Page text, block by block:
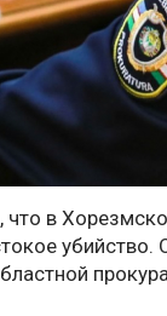
что в
убийство.